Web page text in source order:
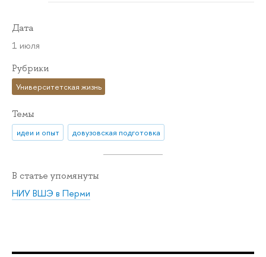
Дата
1 июля
Рубрики
Университетская жизнь
Темы
идеи и опыт довузовская подготовка
В статье упомянуты
НИУ ВШЭ в Перми